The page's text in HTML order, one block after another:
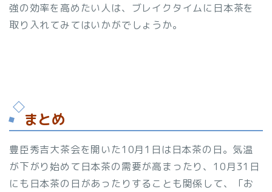
強の効率を高めたい人は、ブレイクタイムに日本茶を
取り入れてみてはいかがでしょうか。
まとめ
豊臣秀吉大茶会を開いた10月1日は日本茶の日。気温
が下がり始めて日本茶の需要が高まったり、10月31日
にも日本茶の日があったりすることも関係して、「お